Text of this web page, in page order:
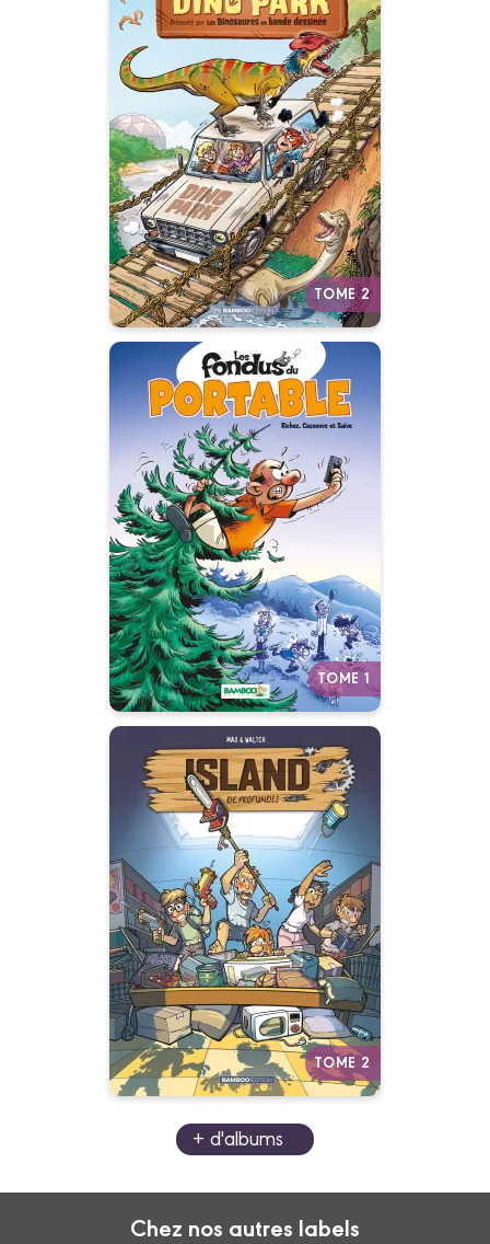
TOME 2
Dino Park
Tome 02
Date de parution :
25/05/2022
Partez à la découverte des
dinosaures dans une BD à grand
spectacle !
Autres tomes
TOME 1
Les Fondus du
portable
Tome 01
Date de parution :
17/01/2007
Autres tomes
TOME 2
Island
Tome 02
Date de parution :
04/03/2020
Ils ont survécu à un naufrage. Ils
vont bientôt le regretter...
Autres tomes
+ d'albums
Chez nos autres labels